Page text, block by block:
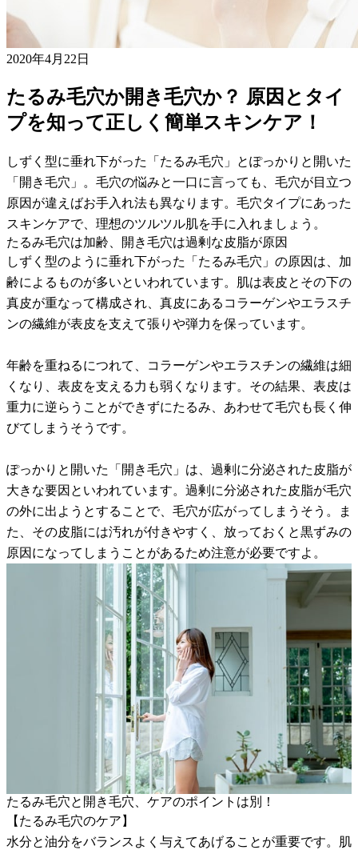
2020年4月22日
たるみ毛穴か開き毛穴か？ 原因とタイ
プを知って正しく簡単スキンケア！
しずく型に垂れ下がった「たるみ毛穴」とぽっかりと開いた
「開き毛穴」。毛穴の悩みと一口に言っても、毛穴が目立つ
原因が違えばお手入れ法も異なります。毛穴タイプにあった
スキンケアで、理想のツルツル肌を手に入れましょう。
たるみ毛穴は加齢、開き毛穴は過剰な皮脂が原因
しずく型のように垂れ下がった「たるみ毛穴」の原因は、加
齢によるものが多いといわれています。肌は表皮とその下の
真皮が重なって構成され、真皮にあるコラーゲンやエラスチ
ンの繊維が表皮を支えて張りや弾力を保っています。
年齢を重ねるにつれて、コラーゲンやエラスチンの繊維は細
くなり、表皮を支える力も弱くなります。その結果、表皮は
重力に逆らうことができずにたるみ、あわせて毛穴も長く伸
びてしまうそうです。
ぽっかりと開いた「開き毛穴」は、過剰に分泌された皮脂が
大きな要因といわれています。過剰に分泌された皮脂が毛穴
の外に出ようとすることで、毛穴が広がってしまうそう。ま
た、その皮脂には汚れが付きやすく、放っておくと黒ずみの
原因になってしまうことがあるため注意が必要ですよ。
たるみ毛穴と開き毛穴、ケアのポイントは別！
【たるみ毛穴のケア】
水分と油分をバランスよく与えてあげることが重要です。肌